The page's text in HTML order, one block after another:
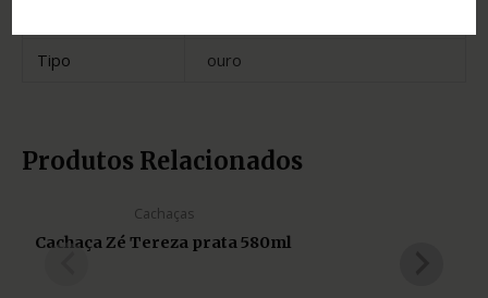
Tipo
ouro
Produtos Relacionados
Cachaças
Cachaça Zé Tereza prata 580ml